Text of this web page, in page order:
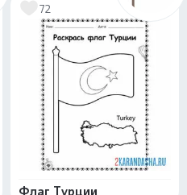
72
Флаг Турции